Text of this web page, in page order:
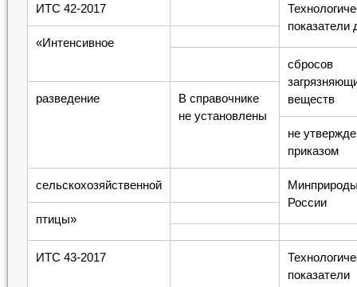
ИТС 42-2017
показатели
«Интенсивное
сбросов
веществ
разведение
В справочнике
не установлены
не
приказом
сельскохозяйственной
России
птицы»
ИТС 43-2017
показатели